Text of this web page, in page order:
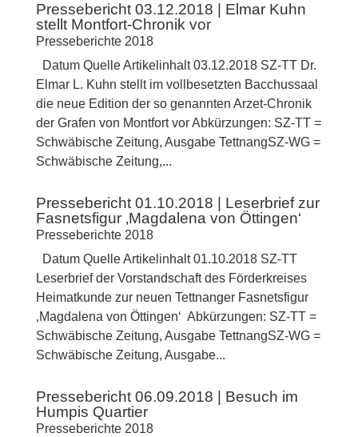
Pressebericht 03.12.2018 | Elmar Kuhn
stellt Montfort-Chronik vor
Presseberichte 2018
Datum Quelle Artikelinhalt 03.12.2018 SZ-TT Dr.
Elmar L. Kuhn stellt im vollbesetzten Bacchussaal
die neue Edition der so genannten Arzet-Chronik
der Grafen von Montfort vor Abkürzungen: SZ-TT =
Schwäbische Zeitung, Ausgabe TettnangSZ-WG =
Schwäbische Zeitung,...
Pressebericht 01.10.2018 | Leserbrief zur
Fasnetsfigur ‚Magdalena von Öttingen‘
Presseberichte 2018
Datum Quelle Artikelinhalt 01.10.2018 SZ-TT
Leserbrief der Vorstandschaft des Förderkreises
Heimatkunde zur neuen Tettnanger Fasnetsfigur
‚Magdalena von Öttingen‘ Abkürzungen: SZ-TT =
Schwäbische Zeitung, Ausgabe TettnangSZ-WG =
Schwäbische Zeitung, Ausgabe...
Pressebericht 06.09.2018 | Besuch im
Humpis Quartier
Presseberichte 2018